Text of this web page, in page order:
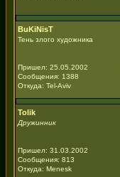
BuKiNisT
Тень злого художника
Пришел: 25.05.2002
Сообщения: 1388
Откуда: Tel-Aviv
Tolik
Дружинник
Пришел: 31.03.2002
Сообщения: 813
Откуда: Menesk